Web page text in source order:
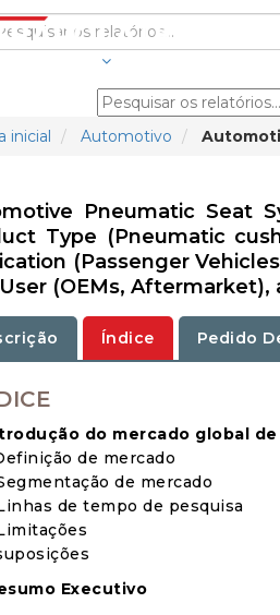
inicial Automotivo
Pneumatic Seat
Type (Pneumatic
(Passenger
(OEMs, Aftermarket),
Índice Pedido
do mercado global
de mercado
de mercado
de tempo de pesquisa
Executivo